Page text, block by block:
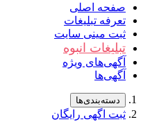
صفحه اصلی
تعرفه تبلیغات
ثبت مینی سایت
تبلیغات انبوه
آگهی‌های ویژه
آگهی‌ها
دسته‌بندی‌ها
ثبت اگهی رایگان